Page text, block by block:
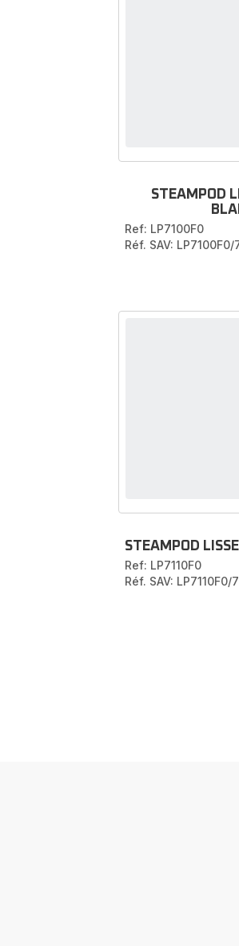
STEAMPOD
Ref: LP7100F0
Réf. SAV: LP7100F0/
STEAMPOD
Ref: LP7110F0
Réf. SAV: LP7110F0/